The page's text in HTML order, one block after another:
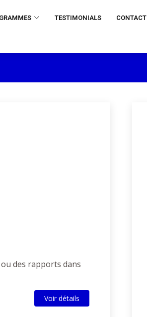
TESTIMONIALS CONTACT
des rapports dans
Voir détails